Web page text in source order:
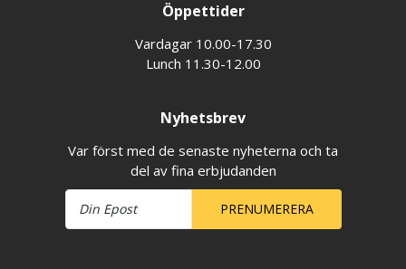
Öppettider
Vardagar 10.00-17.30
Lunch 11.30-12.00
Nyhetsbrev
Var först med de senaste nyheterna och ta
del av fina erbjudanden
PRENUMERERA